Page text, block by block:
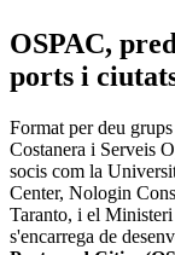
OSPAC,
ports i
Format per deu
Costanera i Serveis
socis com la
Center, Nologin
Taranto, i el
s'encarrega de